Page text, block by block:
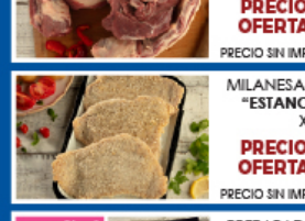
Una mujer
vida en un
sobre Ruta 30